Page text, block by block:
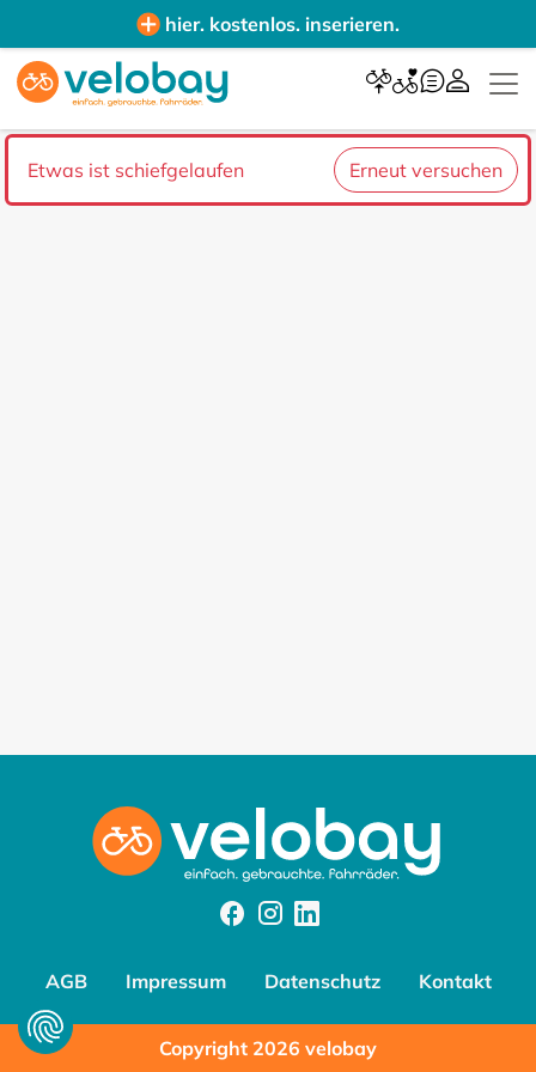
hier. kostenlos. inserieren.
Etwas ist schiefgelaufen Erneut versuchen
FacebookInstagram
AGB Impressum Datenschutz Kontakt
Copyright 2026 velobay